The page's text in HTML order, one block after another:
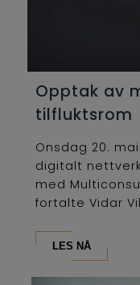
Opptak av
tilfluktsrom
Onsdag 20.
digitalt
med
fortalte Vidar
LES NÅ